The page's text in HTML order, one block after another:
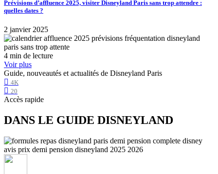
Prévisions d’affluence 2025, visiter Disneyland Paris sans trop attendre :
quelles dates ?
2 janvier 2025
4 min de lecture
Voir plus
Guide, nouveautés et actualités de Disneyland Paris
4K
20
Accès rapide
DANS LE GUIDE DISNEYLAND